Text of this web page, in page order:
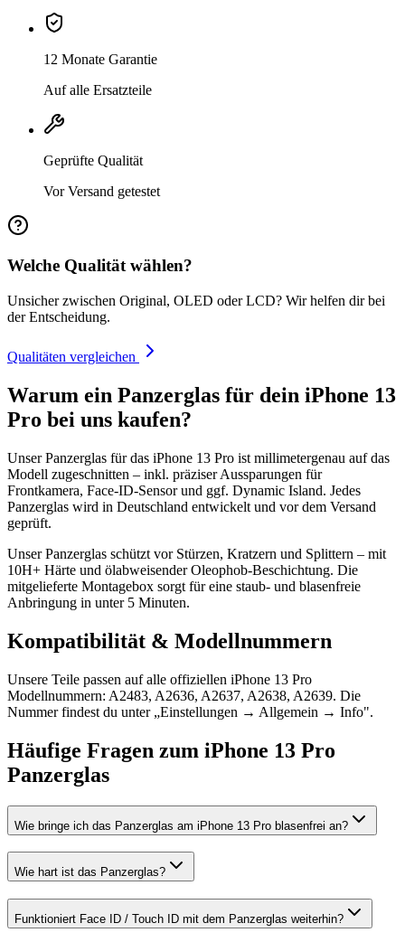
12 Monate Garantie
Auf alle Ersatzteile
Geprüfte Qualität
Vor Versand getestet
Welche Qualität wählen?
Unsicher zwischen Original, OLED oder LCD? Wir helfen dir bei
der Entscheidung.
Qualitäten vergleichen
Warum ein Panzerglas für dein iPhone 13
Pro bei uns kaufen?
Unser Panzerglas für das iPhone 13 Pro ist millimetergenau auf das
Modell zugeschnitten – inkl. präziser Aussparungen für
Frontkamera, Face-ID-Sensor und ggf. Dynamic Island. Jedes
Panzerglas wird in Deutschland entwickelt und vor dem Versand
geprüft.
Unser Panzerglas schützt vor Stürzen, Kratzern und Splittern – mit
10H+ Härte und ölabweisender Oleophob-Beschichtung. Die
mitgelieferte Montagebox sorgt für eine staub- und blasenfreie
Anbringung in unter 5 Minuten.
Kompatibilität & Modellnummern
Unsere Teile passen auf alle offiziellen iPhone 13 Pro
Modellnummern: A2483, A2636, A2637, A2638, A2639. Die
Nummer findest du unter „Einstellungen → Allgemein → Info".
Häufige Fragen zum iPhone 13 Pro
Panzerglas
Wie bringe ich das Panzerglas am iPhone 13 Pro blasenfrei an?
Wie hart ist das Panzerglas?
Funktioniert Face ID / Touch ID mit dem Panzerglas weiterhin?